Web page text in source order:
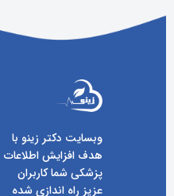
وبسایت دکتر زینو با
هدف افزایش اطلاعات
پزشکی شما کاربران
عزیز راه اندازی شده